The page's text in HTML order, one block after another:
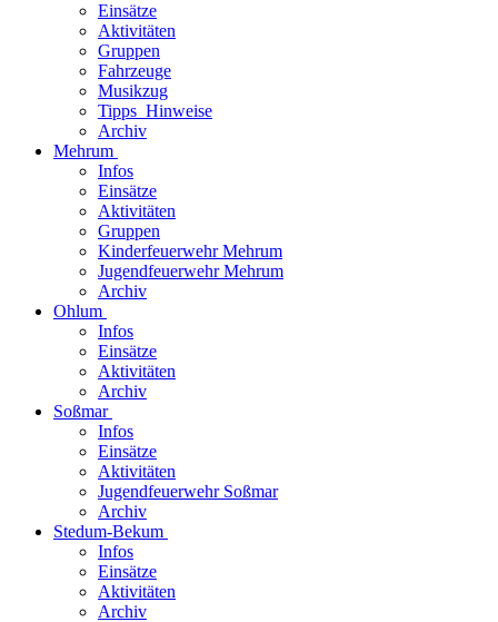
Einsätze
Aktivitäten
Gruppen
Fahrzeuge
Musikzug
Tipps_Hinweise
Archiv
Mehrum
Infos
Einsätze
Aktivitäten
Gruppen
Kinderfeuerwehr Mehrum
Jugendfeuerwehr Mehrum
Archiv
Ohlum
Infos
Einsätze
Aktivitäten
Archiv
Soßmar
Infos
Einsätze
Aktivitäten
Jugendfeuerwehr Soßmar
Archiv
Stedum-Bekum
Infos
Einsätze
Aktivitäten
Archiv